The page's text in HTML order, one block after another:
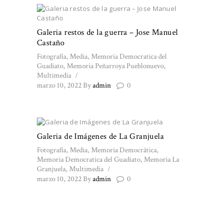
Galeria restos de la guerra – Jose Manuel
Castaño
Fotografía, Media, Memoria Democratica del
Guadiato, Memoria Peñarroya Pueblonuevo,
Multimedia
marzo 10, 2022 Byadmin 0
Galeria de Imágenes de La Granjuela
Fotografía, Media, Memoria Democrática,
Memoria Democratica del Guadiato, Memoria La
Granjuela, Multimedia
marzo 10, 2022 Byadmin 0